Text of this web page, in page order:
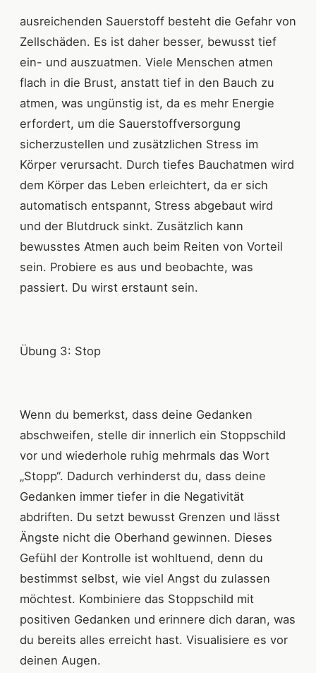
ausreichenden Sauerstoff besteht die Gefahr von
Zellschäden. Es ist daher besser, bewusst tief
ein- und auszuatmen. Viele Menschen atmen
flach in die Brust, anstatt tief in den Bauch zu
atmen, was ungünstig ist, da es mehr Energie
erfordert, um die Sauerstoffversorgung
sicherzustellen und zusätzlichen Stress im
Körper verursacht. Durch tiefes Bauchatmen wird
dem Körper das Leben erleichtert, da er sich
automatisch entspannt, Stress abgebaut wird
und der Blutdruck sinkt. Zusätzlich kann
bewusstes Atmen auch beim Reiten von Vorteil
sein. Probiere es aus und beobachte, was
passiert. Du wirst erstaunt sein.
Übung 3: Stop​
Wenn du bemerkst, dass deine Gedanken
abschweifen, stelle dir innerlich ein Stoppschild
vor und wiederhole ruhig mehrmals das Wort
„Stopp“. Dadurch verhinderst du, dass deine
Gedanken immer tiefer in die Negativität
abdriften. Du setzt bewusst Grenzen und lässt
Ängste nicht die Oberhand gewinnen. Dieses
Gefühl der Kontrolle ist wohltuend, denn du
bestimmst selbst, wie viel Angst du zulassen
möchtest. Kombiniere das Stoppschild mit
positiven Gedanken und erinnere dich daran, was
du bereits alles erreicht hast. Visualisiere es vor
deinen Augen.